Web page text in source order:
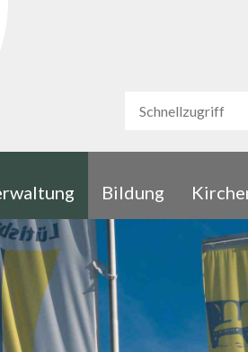
Schnellzugriff
Schnellzugriff
Bildung